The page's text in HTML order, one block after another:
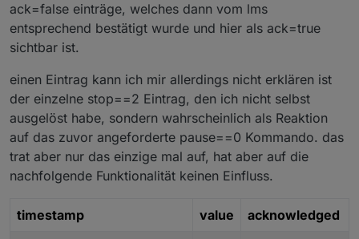
ack=false einträge, welches dann vom lms
entsprechend bestätigt wurde und hier als ack=true
sichtbar ist.
einen Eintrag kann ich mir allerdings nicht erklären ist
der einzelne stop==2 Eintrag, den ich nicht selbst
ausgelöst habe, sondern wahrscheinlich als Reaktion
auf das zuvor angeforderte pause==0 Kommando. das
trat aber nur das einzige mal auf, hat aber auf die
nachfolgende Funktionalität keinen Einfluss.
timestamp value acknowledged